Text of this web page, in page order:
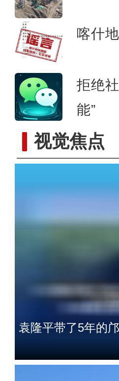
喀什
拒绝
能”
视觉焦点
已经一人多高了！
袁隆平带了5年的